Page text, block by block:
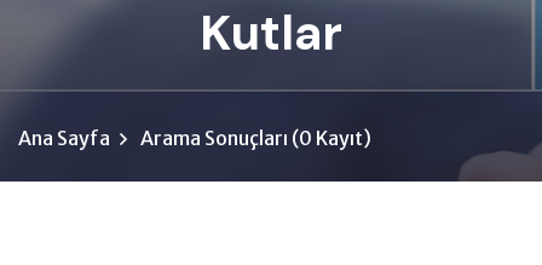
Kutlar
Ana Sayfa Arama Sonuçları (0 Kayıt)